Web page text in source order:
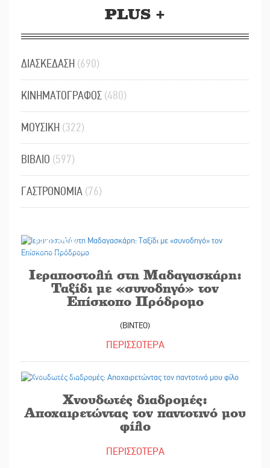
PLUS +
ΔΙΑΣΚΕΔΑΣΗ (690)
ΚΙΝΗΜΑΤΟΓΡΑΦΟΣ (480)
ΜΟΥΣΙΚΗ (322)
ΒΙΒΛΙΟ (597)
ΓΑΣΤΡΟΝΟΜΙΑ (76)
23/01/2024
Ιεραποστολή στη Μαδαγασκάρη:
Ταξίδι με «συνοδηγό» τον
Επίσκοπο Πρόδρομο
(ΒΙΝΤΕΟ)
ΠΕΡΙΣΣΟΤΕΡΑ
Χνουδωτές διαδρομές:
Αποχαιρετώντας τον παντοτινό μου
φίλο
ΠΕΡΙΣΣΟΤΕΡΑ